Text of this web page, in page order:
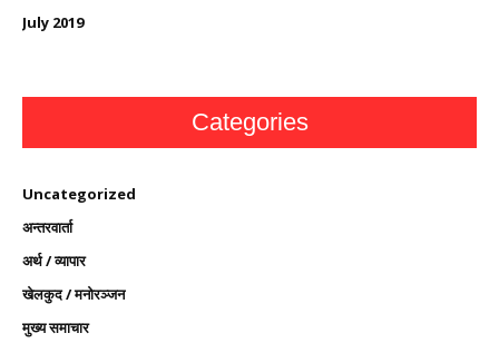
July 2019
Categories
Uncategorized
अन्तरवार्ता
अर्थ / व्यापार
खेलकुद / मनोरञ्जन
मुख्य समाचार